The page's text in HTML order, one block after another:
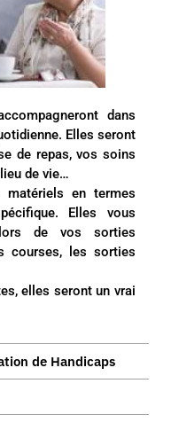
dans
Elles seront
de repas, vos soins
de vie…
en termes
Elles vous
lors de vos sorties
courses, les sorties
elles seront un vrai
de Handicaps